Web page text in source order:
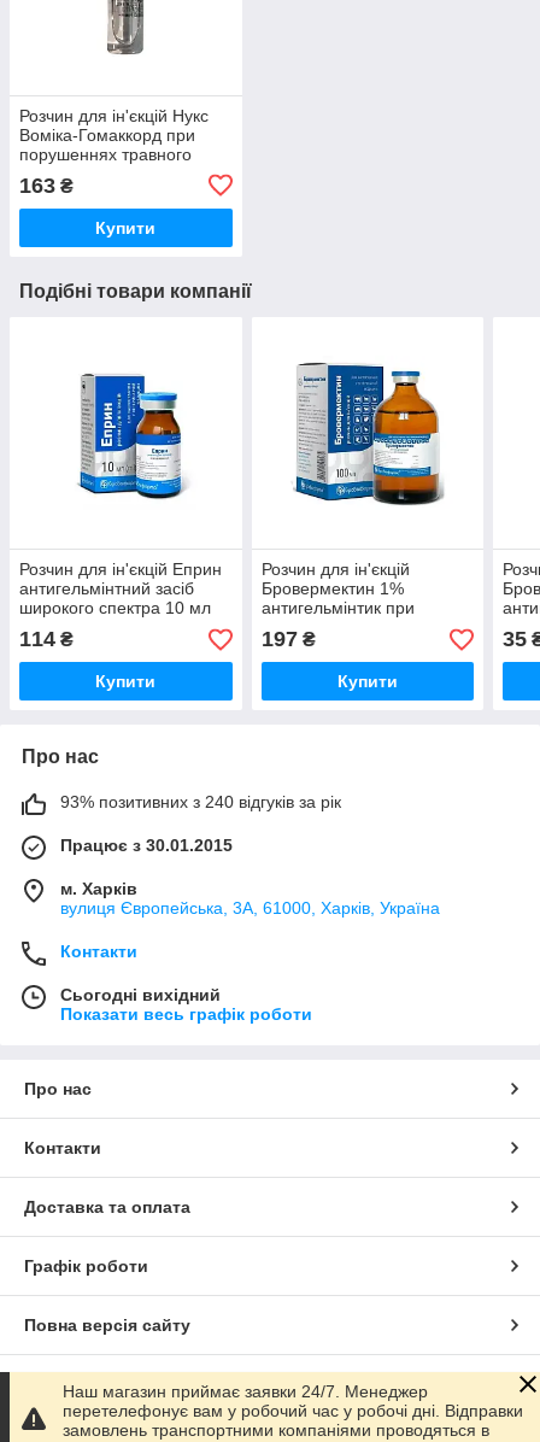
Розчин для ін'єкцій Нукс
Воміка-Гомаккорд при
порушеннях травного
тракту та печінки 1 ампула
5 мл Heel Vet
163 ₴
Купити
Подібні товари компанії
Розчин для ін'єкцій Еприн
антигельмінтний засіб
широкого спектра 10 мл
Бровафарм
114 ₴
Купити
Розчин для ін'єкцій
Бровермектин 1%
антигельмінтик при
ураженні ендо- та
ектопаразитами тварин і
птахів 100 мл
Бровафарма
197₴
Купити
1
35
Про нас
93% позитивних з 240 відгуків за рік
Працює з 30.01.2015
м. Харків
вулиця Європейська, 3А, 61000, Харків, Україна
Контакти
Сьогодні вихідний
Показати весь графік роботи
Про нас
Контакти
Доставка та оплата
Графік роботи
Повна версія сайту
Сайт створено на маркетплейсі Prom.ua
Наш магазин приймає заявки 24/7. Менеджер
перетелефонує вам у робочий час у робочі дні. Відправки
замовлень транспортними компаніями проводяться в